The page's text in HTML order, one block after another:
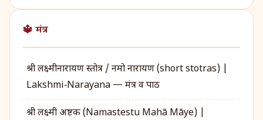
🔱 मंत्र
श्री लक्ष्मीनारायण स्तोत्र / नमो नारायण (short stotras) |
Lakshmi‑Narayana — मंत्र व पाठ
श्री लक्ष्मी अष्टक (Namastestu Mahā Māye) |